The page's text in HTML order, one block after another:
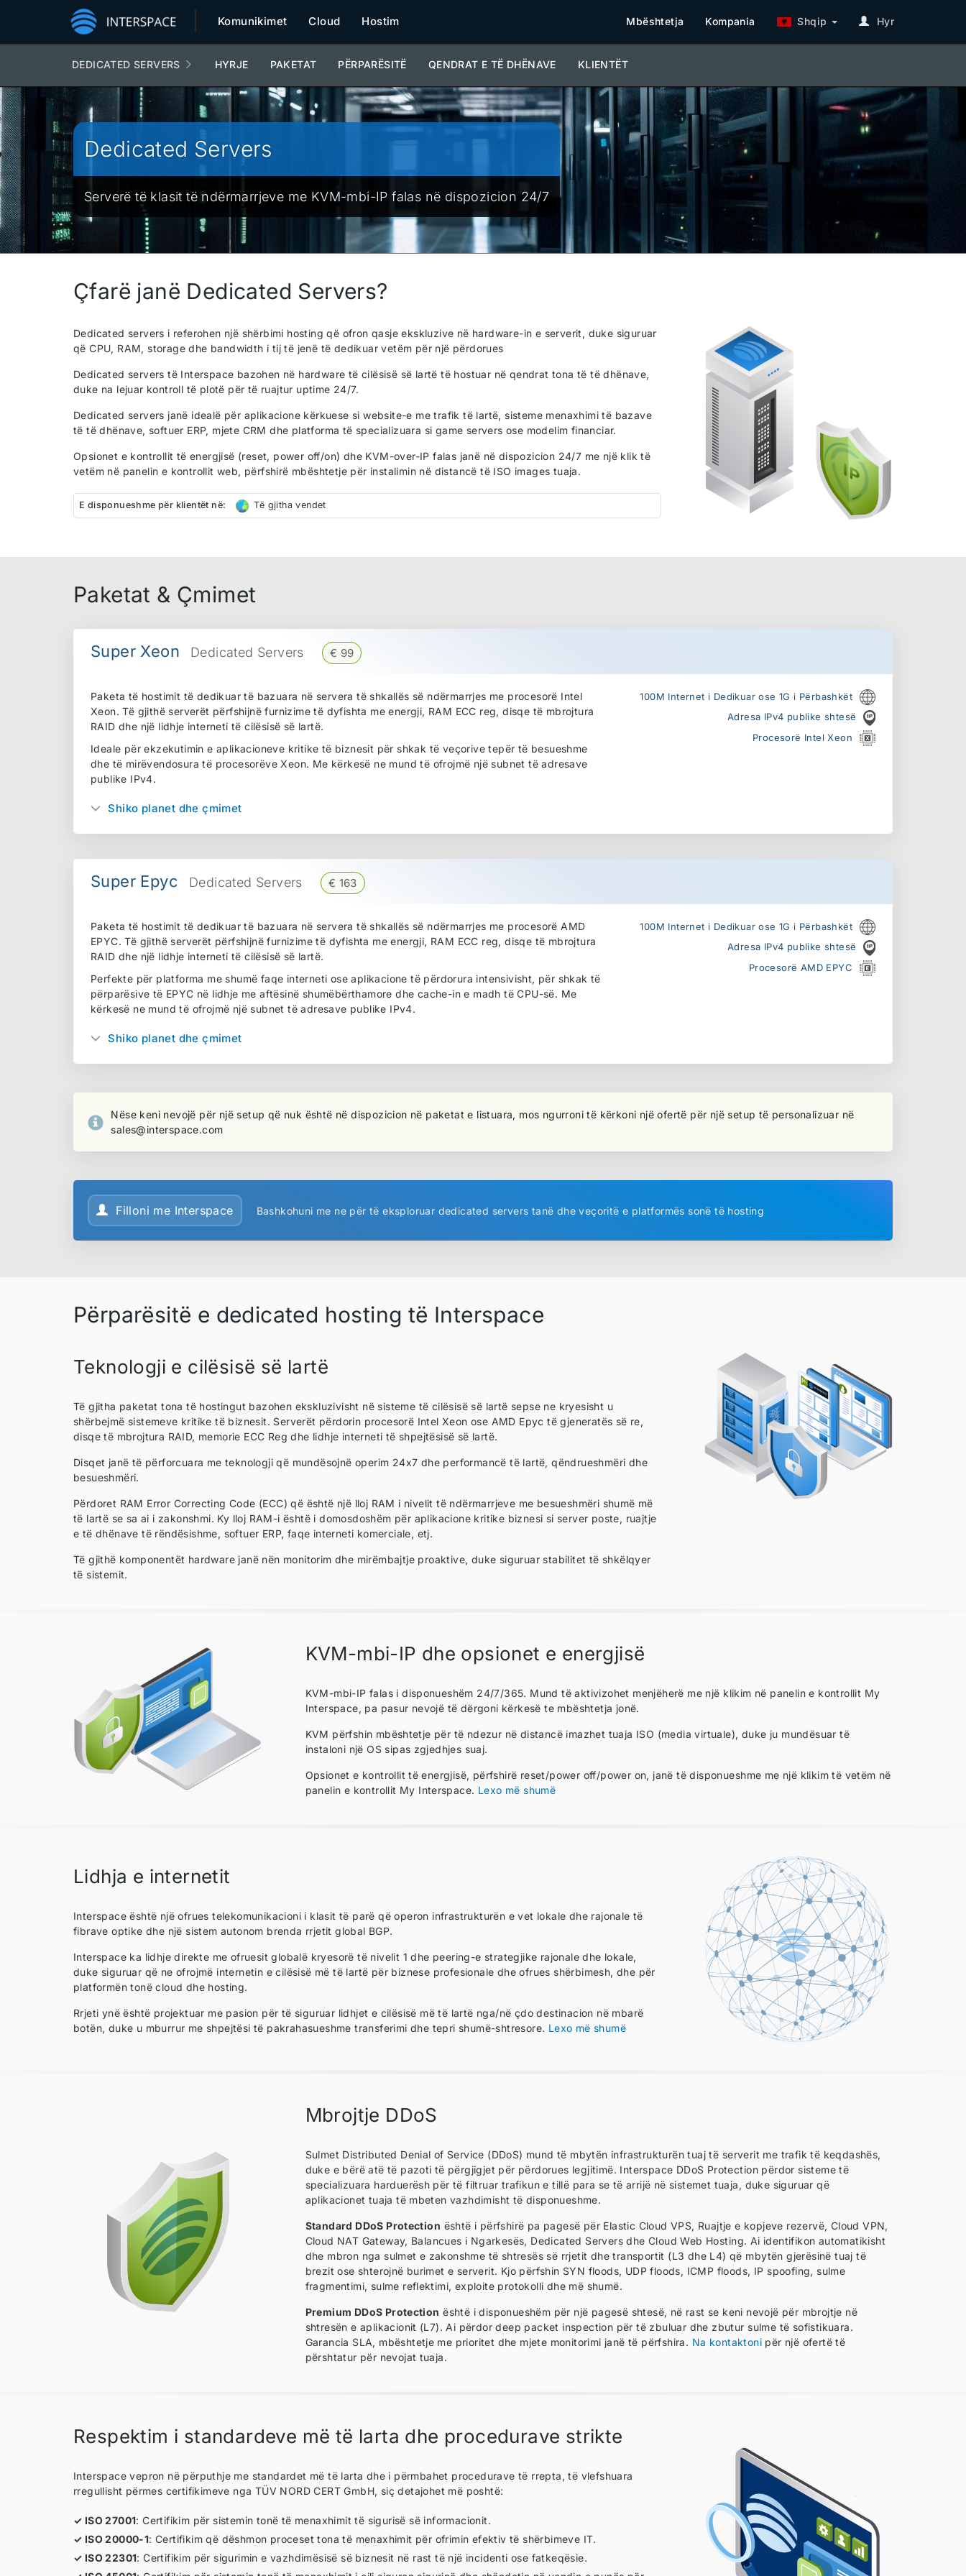
Komunikimet Cloud Hostim Shqip Hyr
Mbështetja Kompania
Dedicated Servers
Serverë të klasit të ndërmarrjeve me KVM-mbi-IP falas në dispozicion 24/7
DEDICATED SERVERS HYRJE PAKETAT PËRPARËSITË QENDRAT E TË DHËNAVE KLIENTËT
Çfarë janë Dedicated Servers?
Dedicated servers i referohen një shërbimi hosting që ofron qasje ekskluzive në hardware-in e serverit, duke siguruar
që CPU, RAM, storage dhe bandwidth i tij të jenë të dedikuar vetëm për një përdorues
Dedicated servers të Interspace bazohen në hardware të cilësisë së lartë të hostuar në qendrat tona të të dhënave,
duke na lejuar kontroll të plotë për të ruajtur uptime 24/7.
Dedicated servers janë idealë për aplikacione kërkuese si website-e me trafik të lartë, sisteme menaxhimi të bazave
të të dhënave, softuer ERP, mjete CRM dhe platforma të specializuara si game servers ose modelim financiar.
Opsionet e kontrollit të energjisë (reset, power off/on) dhe KVM-over-IP falas janë në dispozicion 24/7 me një klik të
vetëm në panelin e kontrollit web, përfshirë mbështetje për instalimin në distancë të ISO images tuaja.
E disponueshme për klientët në: Të gjitha vendet
Paketat & Çmimet
Super Xeon Dedicated Servers € 99
Paketa të hostimit të dedikuar të bazuara në servera të shkallës së ndërmarrjes me procesorë Intel
Xeon. Të gjithë serverët përfshijnë furnizime të dyfishta me energji, RAM ECC reg, disqe të mbrojtura
RAID dhe një lidhje interneti të cilësisë së lartë.
Ideale për ekzekutimin e aplikacioneve kritike të biznesit për shkak të veçorive tepër të besueshme
dhe të mirëvendosura të procesorëve Xeon. Me kërkesë ne mund të ofrojmë një subnet të adresave
publike IPv4.
Shiko planet dhe çmimet
100M Internet i Dedikuar ose 1G i Përbashkët
Adresa IPv4 publike shtesë
Procesorë Intel Xeon
Super Epyc Dedicated Servers € 163
Paketa të hostimit të dedikuar të bazuara në servera të shkallës së ndërmarrjes me procesorë AMD
EPYC. Të gjithë serverët përfshijnë furnizime të dyfishta me energji, RAM ECC reg, disqe të mbrojtura
RAID dhe një lidhje interneti të cilësisë së lartë.
Perfekte për platforma me shumë faqe interneti ose aplikacione të përdorura intensivisht, për shkak të
përparësive të EPYC në lidhje me aftësinë shumëbërthamore dhe cache-in e madh të CPU-së. Me
kërkesë ne mund të ofrojmë një subnet të adresave publike IPv4.
Shiko planet dhe çmimet
100M Internet i Dedikuar ose 1G i Përbashkët
Adresa IPv4 publike shtesë
Procesorë AMD EPYC
Nëse keni nevojë për një setup që nuk është në dispozicion në paketat e listuara, mos ngurroni të kërkoni një ofertë për një setup të personalizuar në
sales@interspace.com
Filloni me Interspace Bashkohuni me ne për të eksploruar dedicated servers tanë dhe veçoritë e platformës sonë të hosting
Përparësitë e dedicated hosting të Interspace
Teknologji e cilësisë së lartë
Të gjitha paketat tona të hostingut bazohen ekskluzivisht në sisteme të cilësisë së lartë sepse ne kryesisht u
shërbejmë sistemeve kritike të biznesit. Serverët përdorin procesorë Intel Xeon ose AMD Epyc të gjeneratës së re,
disqe të mbrojtura RAID, memorie ECC Reg dhe lidhje interneti të shpejtësisë së lartë.
Disqet janë të përforcuara me teknologji që mundësojnë operim 24x7 dhe performancë të lartë, qëndrueshmëri dhe
besueshmëri.
Përdoret RAM Error Correcting Code (ECC) që është një lloj RAM i nivelit të ndërmarrjeve me besueshmëri shumë më
të lartë se sa ai i zakonshmi. Ky lloj RAM-i është i domosdoshëm për aplikacione kritike biznesi si server poste, ruajtje
e të dhënave të rëndësishme, softuer ERP, faqe interneti komerciale, etj.
Të gjithë komponentët hardware janë nën monitorim dhe mirëmbajtje proaktive, duke siguruar stabilitet të shkëlqyer
të sistemit.
KVM-mbi-IP dhe opsionet e energjisë
KVM-mbi-IP falas i disponueshëm 24/7/365. Mund të aktivizohet menjëherë me një klikim në panelin e kontrollit My
Interspace, pa pasur nevojë të dërgoni kërkesë te mbështetja jonë.
KVM përfshin mbështetje për të ndezur në distancë imazhet tuaja ISO (media virtuale), duke ju mundësuar të
instaloni një OS sipas zgjedhjes suaj.
Opsionet e kontrollit të energjisë, përfshirë reset/power off/power on, janë të disponueshme me një klikim të vetëm në
panelin e kontrollit My Interspace. Lexo më shumë
Lidhja e internetit
Interspace është një ofrues telekomunikacioni i klasit të parë që operon infrastrukturën e vet lokale dhe rajonale të
fibrave optike dhe një sistem autonom brenda rrjetit global BGP.
Interspace ka lidhje direkte me ofruesit globalë kryesorë të nivelit 1 dhe peering-e strategjike rajonale dhe lokale,
duke siguruar që ne ofrojmë internetin e cilësisë më të lartë për biznese profesionale dhe ofrues shërbimesh, dhe për
platformën tonë cloud dhe hosting.
Rrjeti ynë është projektuar me pasion për të siguruar lidhjet e cilësisë më të lartë nga/në çdo destinacion në mbarë
botën, duke u mburrur me shpejtësi të pakrahasueshme transferimi dhe tepri shumë-shtresore. Lexo më shumë
Mbrojtje DDoS
Sulmet Distributed Denial of Service (DDoS) mund të mbytën infrastrukturën tuaj të serverit me trafik të keqdashës,
duke e bërë atë të pazoti të përgjigjet për përdorues legjitimë. Interspace DDoS Protection përdor sisteme të
specializuara harduerësh për të filtruar trafikun e tillë para se të arrijë në sistemet tuaja, duke siguruar që
aplikacionet tuaja të mbeten vazhdimisht të disponueshme.
Standard DDoS Protection është i përfshirë pa pagesë për Elastic Cloud VPS, Ruajtje e kopjeve rezervë, Cloud VPN,
Cloud NАТ Gateway, Balancues i Ngarkesës, Dedicated Servers dhe Cloud Web Hosting. Ai identifikon automatikisht
dhe mbron nga sulmet e zakonshme të shtresës së rrjetit dhe transportit (L3 dhe L4) që mbytën gjerësinë tuaj të
brezit ose shterojnë burimet e serverit. Kjo përfshin SYN floods, UDP floods, ICMP floods, IP spoofing, sulme
fragmentimi, sulme reflektimi, exploite protokolli dhe më shumë.
Premium DDoS Protection është i disponueshëm për një pagesë shtesë, në rast se keni nevojë për mbrojtje në
shtresën e aplikacionit (L7). Ai përdor deep packet inspection për të zbuluar dhe zbutur sulme të sofistikuara.
Garancia SLA, mbështetje me prioritet dhe mjete monitorimi janë të përfshira. Na kontaktonipër një ofertë të
përshtatur për nevojat tuaja.
Respektim i standardeve më të larta dhe procedurave strikte
Interspace vepron në përputhje me standardet më të larta dhe i përmbahet procedurave të rrepta, të vlefshuara
rregullisht përmes certifikimeve nga TÜV NORD CERT GmbH, siç detajohet më poshtë:
ISO 27001: Certifikim për sistemin tonë të menaxhimit të sigurisë së informacionit.
ISO 20000-1: Certifikim që dëshmon proceset tona të menaxhimit për ofrimin efektiv të shërbimeve IT.
ISO 22301: Certifikim për sigurimin e vazhdimësisë së biznesit në rast të një incidenti ose fatkeqësie.